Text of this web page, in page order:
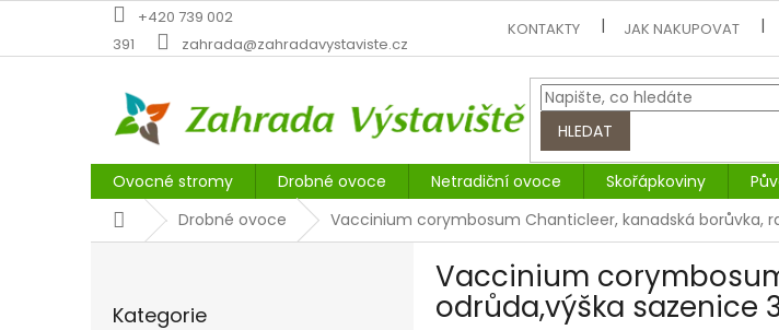
obsah
+420 739 002
391
zahrada@zahradavystaviste.cz
KONTAKTY JAK NAKUPOVAT
HLEDAT
Ovocné stromy Drobné ovoce Netradiční ovoce Skořápkoviny
DomůDrobné ovoce Vaccinium corymbosum Chanticleer, kanadská borůvka,
kategorie
Kategorie
Vaccinium
odrůda,výška sazenice